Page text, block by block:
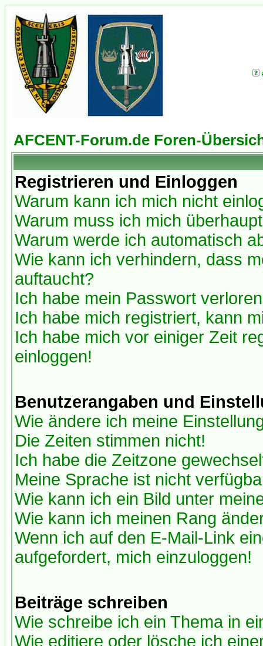
AFCENT-Forum.de Foren-
Registrieren und Einloggen
Warum kann ich mich nicht
Warum muss ich mich
Warum werde ich automatisch
Wie kann ich verhindern, dass
auftaucht?
Ich habe mein Passwort
Ich habe mich registriert, kann
Ich habe mich vor einiger Zeit
einloggen!
Benutzerangaben und
Wie ändere ich meine
Die Zeiten stimmen nicht!
Ich habe die Zeitzone
Meine Sprache ist nicht
Wie kann ich ein Bild unter
Wie kann ich meinen Rang
Wenn ich auf den E-Mail-Link
aufgefordert, mich einzuloggen!
Beiträge schreiben
Wie schreibe ich ein Thema in
Wie editiere oder lösche ich